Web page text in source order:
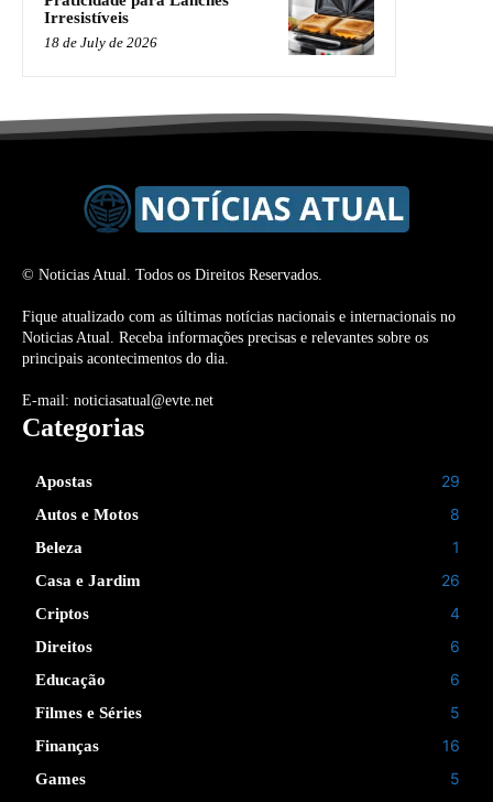
Irresistíveis
18 de July de 2026
© Noticias Atual. Todos os Direitos Reservados.
Fique atualizado com as últimas notícias nacionais e internacionais no
Noticias Atual. Receba informações precisas e relevantes sobre os
principais acontecimentos do dia.
E-mail: noticiasatual@evte.net
Categorias
Apostas 29
Autos e Motos 8
Beleza 1
Casa e Jardim 26
Criptos 4
Direitos 6
Educação 6
Filmes e Séries 5
Finanças 16
Games 5